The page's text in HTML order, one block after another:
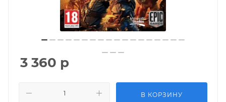
3 360 р
В КОРЗИНУ